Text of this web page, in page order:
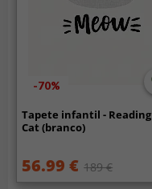
-70%
Tapete infantil - Reading
Cat (branco)
56.99 € 189 €